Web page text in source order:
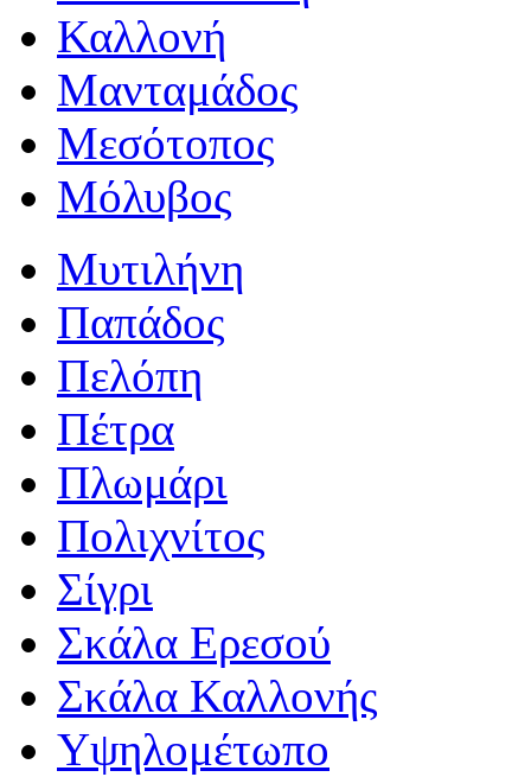
Καλλονή
Μανταμάδος
Μεσότοπος
Μόλυβος
Μυτιλήνη
Παπάδος
Πελόπη
Πέτρα
Πλωμάρι
Πολιχνίτος
Σίγρι
Σκάλα Ερεσού
Σκάλα Καλλονής
Υψηλομέτωπο